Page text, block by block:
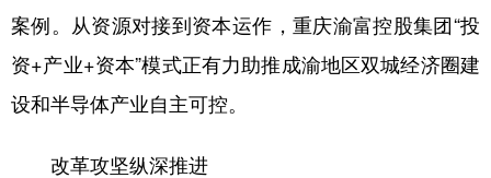
案例。从资源对接到资本运作，重庆渝富控股集团“投
资+产业+资本”模式正有力助推成渝地区双城经济圈建
设和半导体产业自主可控。
改革攻坚纵深推进